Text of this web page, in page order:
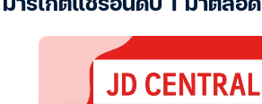
มาร์เก็ตแชร์อันดับ 1 มาตลอด